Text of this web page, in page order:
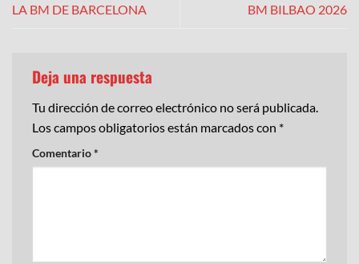
LA BM DE BARCELONA
BM BILBAO 2026
Deja una respuesta
Tu dirección de correo electrónico no será publicada.
Los campos obligatorios están marcados con *
Comentario*